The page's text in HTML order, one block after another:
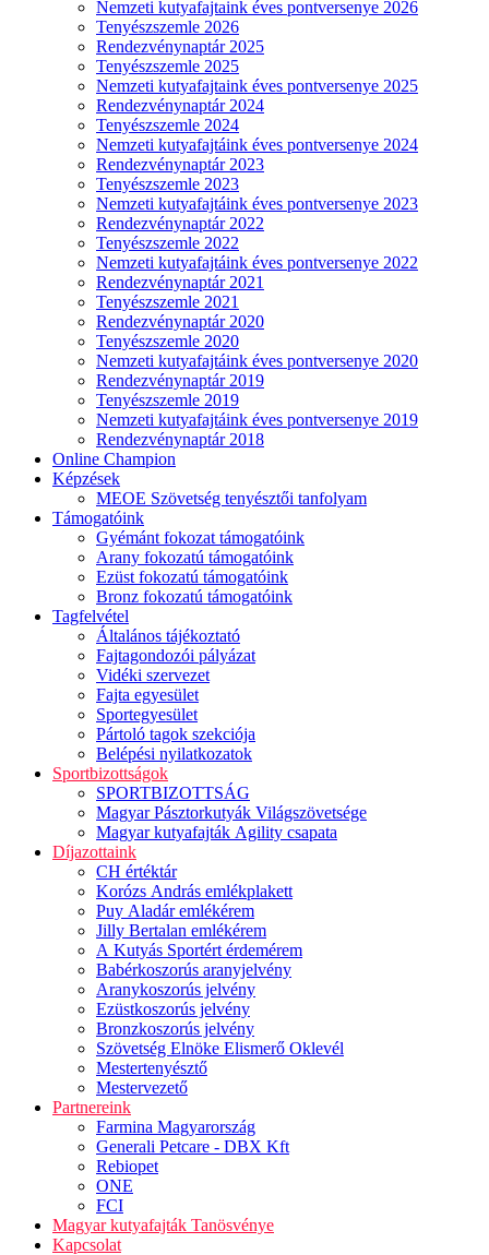
Nemzeti kutyafajtaink éves pontversenye 2026
Tenyészszemle 2026
Rendezvénynaptár 2025
Tenyészszemle 2025
Nemzeti kutyafajtaink éves pontversenye 2025
Rendezvénynaptár 2024
Tenyészszemle 2024
Nemzeti kutyafajtáink éves pontversenye 2024
Rendezvénynaptár 2023
Tenyészszemle 2023
Nemzeti kutyafajtáink éves pontversenye 2023
Rendezvénynaptár 2022
Tenyészszemle 2022
Nemzeti kutyafajtáink éves pontversenye 2022
Rendezvénynaptár 2021
Tenyészszemle 2021
Rendezvénynaptár 2020
Tenyészszemle 2020
Nemzeti kutyafajtáink éves pontversenye 2020
Rendezvénynaptár 2019
Tenyészszemle 2019
Nemzeti kutyafajtáink éves pontversenye 2019
Rendezvénynaptár 2018
Online Champion
Képzések
MEOE Szövetség tenyésztői tanfolyam
Támogatóink
Gyémánt fokozat támogatóink
Arany fokozatú támogatóink
Ezüst fokozatú támogatóink
Bronz fokozatú támogatóink
Tagfelvétel
Általános tájékoztató
Fajtagondozói pályázat
Vidéki szervezet
Fajta egyesület
Sportegyesület
Pártoló tagok szekciója
Belépési nyilatkozatok
Sportbizottságok
SPORTBIZOTTSÁG
Magyar Pásztorkutyák Világszövetsége
Magyar kutyafajták Agility csapata
Díjazottaink
CH értéktár
Korózs András emlékplakett
Puy Aladár emlékérem
Jilly Bertalan emlékérem
A Kutyás Sportért érdemérem
Babérkoszorús aranyjelvény
Aranykoszorús jelvény
Ezüstkoszorús jelvény
Bronzkoszorús jelvény
Szövetség Elnöke Elismerő Oklevél
Mestertenyésztő
Mestervezető
Partnereink
Farmina Magyarország
Generali Petcare - DBX Kft
Rebiopet
ONE
FCI
Magyar kutyafajták Tanösvénye
Kapcsolat